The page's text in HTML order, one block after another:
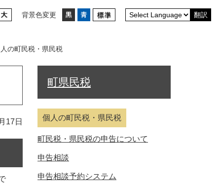
背景色変更 翻訳
の町民税・県民税
17日
町県民税
個人の町民税・県民税
町民税・県民税の申告について
申告相談
申告相談予約システム